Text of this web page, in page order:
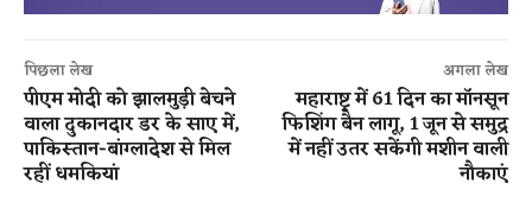
पिछला लेख
पीएम मोदी को झालमुड़ी बेचने
वाला दुकानदार डर के साए में,
पाकिस्तान-बांग्लादेश से मिल
रहीं धमकियां
अगला लेख
महाराष्ट्र में 61 दिन का मॉनसून
फिशिंग बैन लागू, 1 जून से समुद्र
में नहीं उतर सकेंगी मशीन वाली
नौकाएं